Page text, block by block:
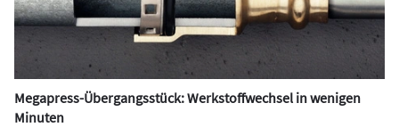
Megapress-Übergangsstück: Werkstoffwechsel in wenigen
Minuten